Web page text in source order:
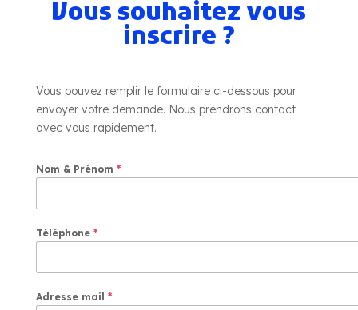
Vous souhaitez vous
inscrire ?
Vous pouvez remplir le formulaire ci-dessous pour
envoyer votre demande. Nous prendrons contact
avec vous rapidement.
Nom & Prénom *
Téléphone *
Adresse mail *